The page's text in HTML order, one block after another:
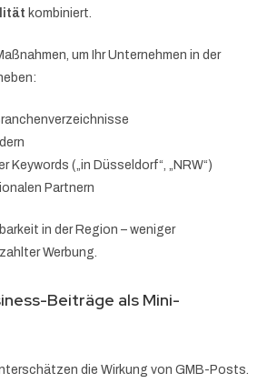
kombiniert.
um Ihr Unternehmen in der
Keywords („in Düsseldorf“, „NRW“)
Partnern
in der Region – weniger
Werbung.
Beiträge als Mini-
die Wirkung von GMB-Posts.